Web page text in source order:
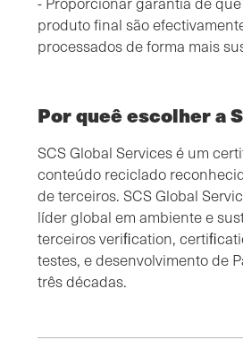
produto final são
processados de forma mais
Por queê escolher a
SCS Global Services é um
conteúdo reciclado
de terceiros. SCS Global
líder global em ambiente e
terceiros veriﬁcation,
testes, e desenvolvimento de
três décadas.